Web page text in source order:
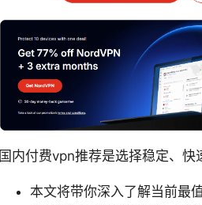
国内付费vpn推荐是选择稳定、快
本文将带你深入了解当前最